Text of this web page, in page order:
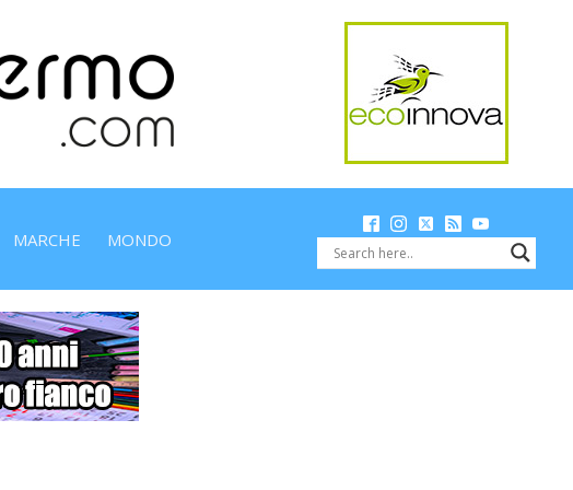
MARCHE MONDO